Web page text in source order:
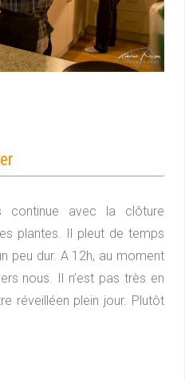
continue avec la clôture
plantes. Il pleut de temps
peu dur. A 12h, au moment
nous. Il n’est pas très en
réveilléen plein jour. Plutôt